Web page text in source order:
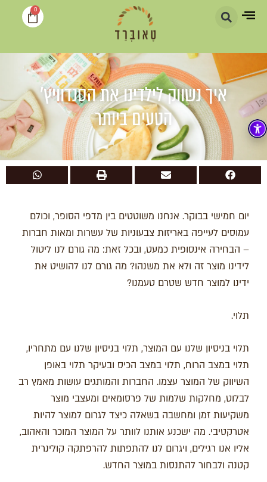
0
איך נשווק לילדינו את הסנדוויץ'
הטעים ביותר
יום חמישי בבוקר. אנחנו משוטטים בין מדפי הסופר, וכולם
עמוסים לעייפה באריזות צבעוניות של עשרות ומאות חברות
– הבחירה אינסופית כמעט, ובכל זאת: מה גורם לנו ליטול
לידינו מוצר זה ולא את משנהו? מה גורם לנו להושיט את
ידינו למוצר חדש שטרם טעמנו?
תלוי.
תלוי בניסיון שלנו עם המוצר, תלוי בניסיון שלנו עם מתחריו,
תלוי במצב הרוח, תלוי במצב הכיס ובעיקר תלוי באופן
השיווק של המוצר עצמו. החברות והמותגים עושות מאמץ רב
לבלוט, מחלקות שלמות של פרסומאים ומעצבי מוצר
משקיעות זמן ומחשבה בשאלה כיצד לגרום למוצר להיות
אטרקטיבי. מה ישכנע אותנו לוותר על המוצר המוכר והאהוב,
אליו אנו רגילים, ויגרום לנו להתפתות להרפתקה קולינרית
קטנה ולבחור להתנסות במוצר החדש.